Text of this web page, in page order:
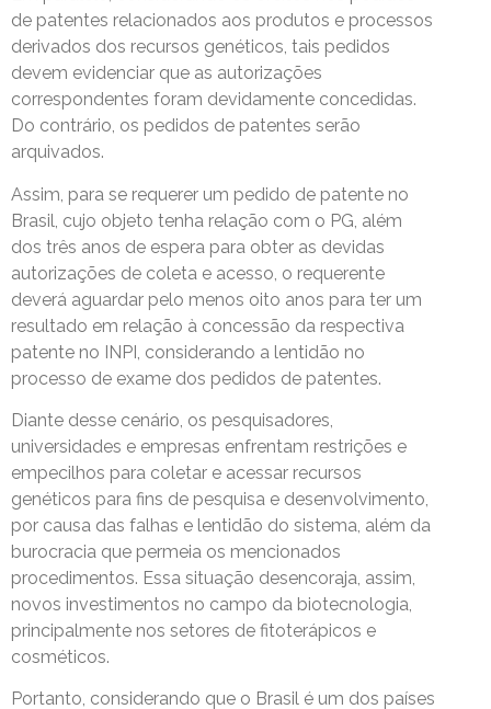
de patentes relacionados aos produtos e processos
derivados dos recursos genéticos, tais pedidos
devem evidenciar que as autorizações
correspondentes foram devidamente concedidas.
Do contrário, os pedidos de patentes serão
arquivados.
Assim, para se requerer um pedido de patente no
Brasil, cujo objeto tenha relação com o PG, além
dos três anos de espera para obter as devidas
autorizações de coleta e acesso, o requerente
deverá aguardar pelo menos oito anos para ter um
resultado em relação à concessão da respectiva
patente no INPI, considerando a lentidão no
processo de exame dos pedidos de patentes.
Diante desse cenário, os pesquisadores,
universidades e empresas enfrentam restrições e
empecilhos para coletar e acessar recursos
genéticos para fins de pesquisa e desenvolvimento,
por causa das falhas e lentidão do sistema, além da
burocracia que permeia os mencionados
procedimentos. Essa situação desencoraja, assim,
novos investimentos no campo da biotecnologia,
principalmente nos setores de fitoterápicos e
cosméticos.
Portanto, considerando que o Brasil é um dos países